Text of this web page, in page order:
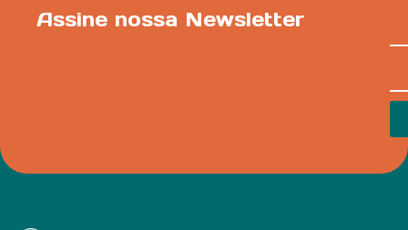
Assine nossa Newsletter